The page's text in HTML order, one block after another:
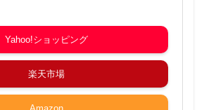
Yahoo!ショッピング
楽天市場
Amazon